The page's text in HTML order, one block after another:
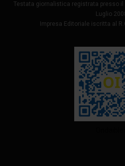
Testata giornalistica registrata presso il
Luglio
Impresa Editoriale iscritta al